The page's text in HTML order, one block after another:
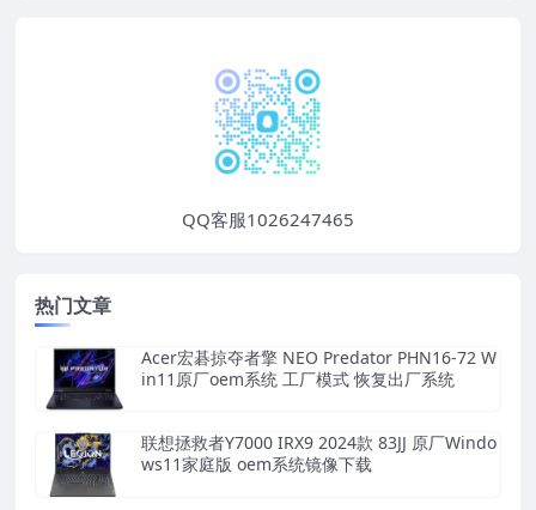
QQ客服1026247465
热门文章
Acer宏碁掠夺者擎 NEO Predator PHN16-72 W
in11原厂oem系统 工厂模式 恢复出厂系统
联想拯救者Y7000 IRX9 2024款 83JJ 原厂Windo
ws11家庭版 oem系统镜像下载